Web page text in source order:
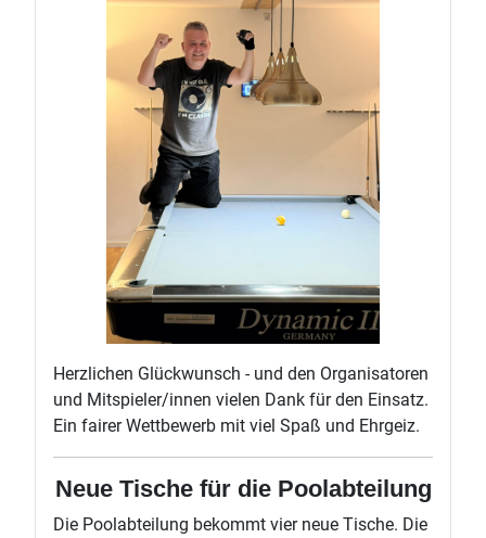
Herzlichen Glückwunsch - und den Organisatoren
und Mitspieler/innen vielen Dank für den Einsatz.
Ein fairer Wettbewerb mit viel Spaß und Ehrgeiz.
Neue Tische für die Poolabteilung
Die Poolabteilung bekommt vier neue Tische. Die